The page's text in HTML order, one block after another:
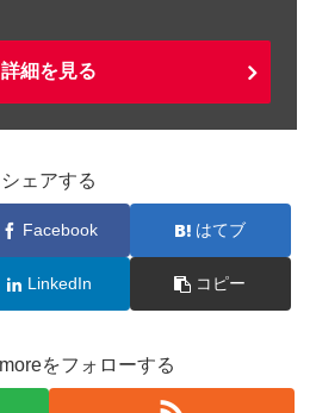
詳細を見る
シェアする
Facebook はてブ
LinkedIn コピー
をフォローする